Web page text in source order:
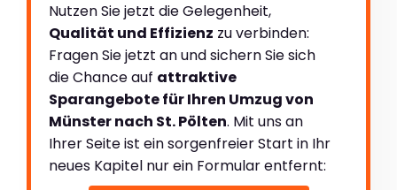
Nutzen Sie jetzt die Gelegenheit,
Qualität und Effizienz zu verbinden:
Fragen Sie jetzt an und sichern Sie sich
die Chance auf attraktive
Sparangebote für Ihren Umzug von
Münster nach St. Pölten. Mit uns an
Ihrer Seite ist ein sorgenfreier Start in Ihr
neues Kapitel nur ein Formular entfernt: